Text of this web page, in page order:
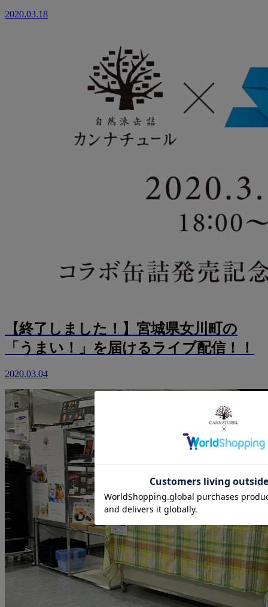
2020.03.18
【終了しました！】宮城県女川町の
「うまい！」を届けるライブ配信！！
2020.03.04